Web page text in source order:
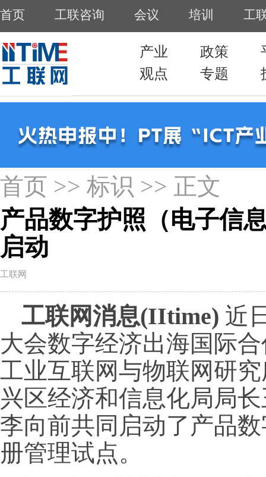
首页 >> 标识 >> 正文
产品数字护照（电子信
启动
工联网
工联网消息(IItime) 近
大会数字经济出海国际
工业互联网与物联网研
兴区经济和信息化局局
李向前共同启动了产品
册管理试点。